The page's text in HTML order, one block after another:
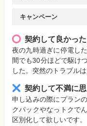
キャンペーン
契約して良かっ
夜の九時過ぎに停電し
間でも30分ほどで駆け
した。突然のトラブル
契約して不満に
申し込みの際にプラン
クパックやなっトクで
区別化して欲しいです。